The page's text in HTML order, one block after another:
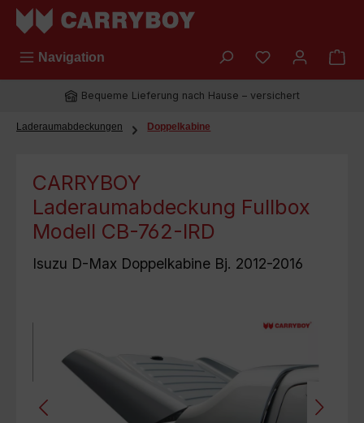
Zum Hauptinhalt springen
Navigation Du hast 0
Bequeme Lieferung nach Hause – versichert
Laderaumabdeckungen Doppelkabine
CARRYBOY
Laderaumabdeckung Fullbox
Modell CB-762-IRD
Isuzu D-Max Doppelkabine Bj. 2012-2016
Bildergalerie überspringen